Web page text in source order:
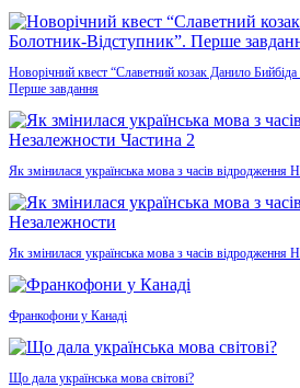
Новорічний квест “Славетний козак Данило
Перше завдання
Як змінилася українська мова з часів відродження
Як змінилася українська мова з часів відродження
Франкофони у Канаді
Що дала українська мова світові?